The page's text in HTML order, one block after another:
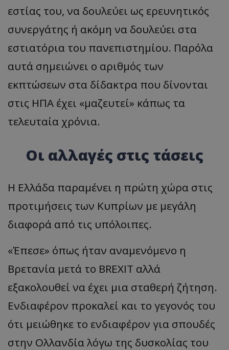
εστίας του, να δουλεύει ως ερευνητικός
συνεργάτης ή ακόμη να δουλεύει στα
εστιατόρια του πανεπιστημίου. Παρόλα
αυτά σημειώνει ο αριθμός των
εκπτώσεων στα δίδακτρα που δίνονται
στις ΗΠΑ έχει «μαζευτεί» κάπως τα
τελευταία χρόνια.
Οι αλλαγές στις τάσεις
Η Ελλάδα παραμένει η πρώτη χώρα στις
προτιμήσεις των Κυπρίων με μεγάλη
διαφορά από τις υπόλοιπες.
«Έπεσε» όπως ήταν αναμενόμενο η
Βρετανία μετά το BREXIT αλλά
εξακολουθεί να έχει μια σταθερή ζήτηση.
Ενδιαφέρον προκαλεί και το γεγονός του
ότι μειώθηκε το ενδιαφέρον για σπουδές
στην Ολλανδία λόγω της δυσκολίας του